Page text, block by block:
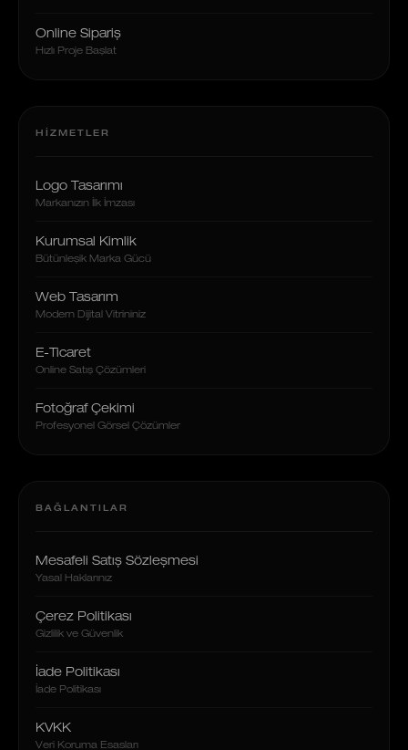
Online Sipariş
Hızlı Proje Başlat
HIZMETLER
Logo Tasarımı
Markanızın İlk İmzası
Kurumsal Kimlik
Bütünleşik Marka Gücü
Web Tasarım
Modern Dijital Vitrininiz
E-Ticaret
Online Satış Çözümleri
Fotoğraf Çekimi
Profesyonel Görsel Çözümler
BAĞLANTILAR
Mesafeli Satış Sözleşmesi
Yasal Haklarınız
Çerez Politikası
Gizlilik ve Güvenlik
İade Politikası
İade Politikası
KVKK
Veri Koruma Esasları